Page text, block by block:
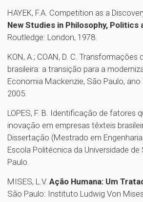
HAYEK, F.A. Competition as a
New Studies in Philosophy, Politics
Routledge: London, 1978.
KON, A.; COAN, D. C. Transformações
brasileira: a transição para a
Economia Mackenzie, São Paulo, ano
2005.
LOPES, F. B. Identificação de fatores
inovação em empresas têxteis
Dissertação (Mestrado em
Escola Politécnica da Universidade de
Paulo.
MISES, L.V. Ação Humana: Um
São Paulo: Instituto Ludwig Von